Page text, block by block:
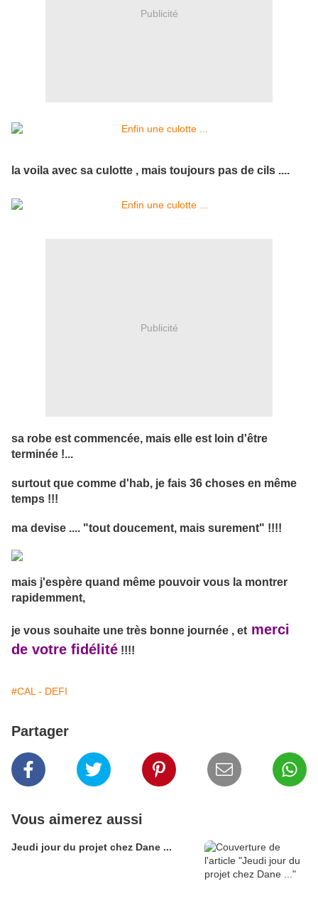
Publicité
la voila avec sa culotte , mais toujours pas de cils ....
Publicité
sa robe est commencée, mais elle est loin d'être
terminée !...
surtout que comme d'hab, je fais 36 choses en même
temps !!!
ma devise .... "tout doucement, mais surement" !!!!
mais j'espère quand même pouvoir vous la montrer
rapidemment,
je vous souhaite une très bonne journée , et merci
de votre fidélité !!!!
#CAL - DEFI
Partager
Vous aimerez aussi
Jeudi jour du projet chez Dane ...